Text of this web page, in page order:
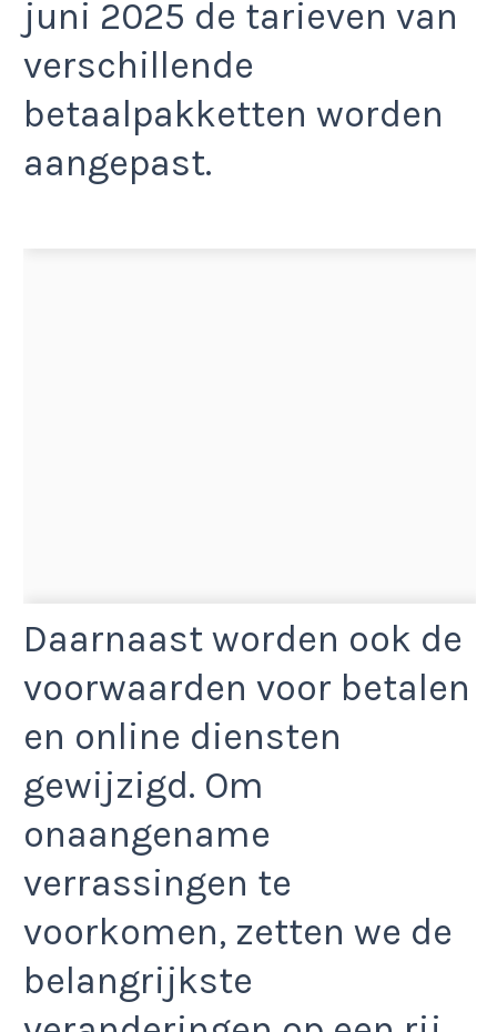
juni 2025 de tarieven van
verschillende
betaalpakketten worden
aangepast.
Daarnaast worden ook de
voorwaarden voor betalen
en online diensten
gewijzigd. Om
onaangename
verrassingen te
voorkomen, zetten we de
belangrijkste